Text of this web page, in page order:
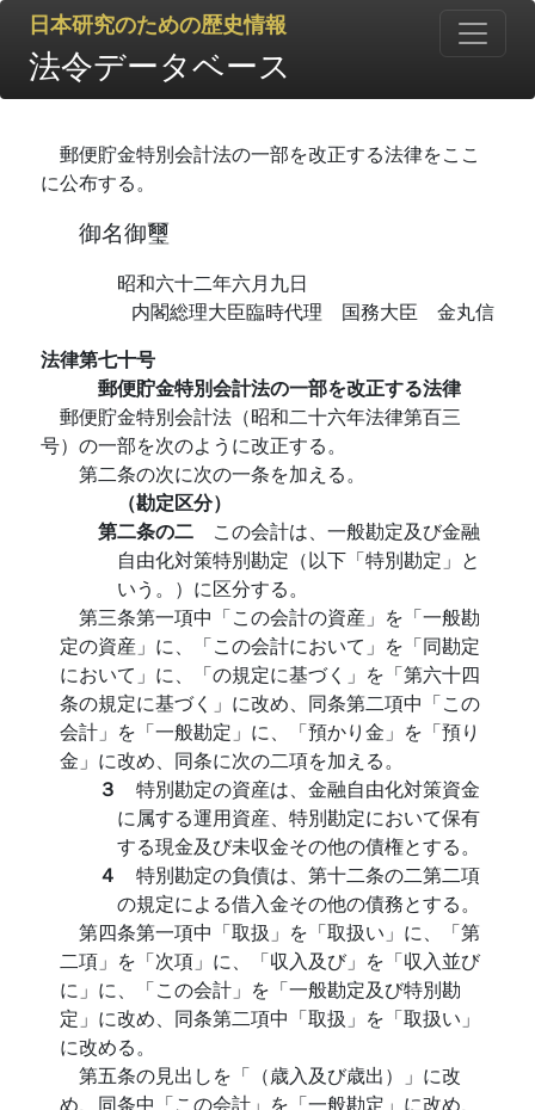
日本研究のための歴史情報
法令データベース
郵便貯金特別会計法の一部を改正する法律をここ
に公布する。
御名御璽
昭和六十二年六月九日
内閣総理大臣臨時代理 国務大臣 金丸信
法律第七十号
郵便貯金特別会計法の一部を改正する法律
郵便貯金特別会計法（昭和二十六年法律第百三
号）の一部を次のように改正する。
第二条の次に次の一条を加える。
（勘定区分）
第二条の二 この会計は、一般勘定及び金融
自由化対策特別勘定（以下「特別勘定」と
いう。）に区分する。
第三条第一項中「この会計の資産」を「一般勘
定の資産」に、「この会計において」を「同勘定
において」に、「の規定に基づく」を「第六十四
条の規定に基づく」に改め、同条第二項中「この
会計」を「一般勘定」に、「預かり金」を「預り
金」に改め、同条に次の二項を加える。
３ 特別勘定の資産は、金融自由化対策資金
に属する運用資産、特別勘定において保有
する現金及び未収金その他の債権とする。
４ 特別勘定の負債は、第十二条の二第二項
の規定による借入金その他の債務とする。
第四条第一項中「取扱」を「取扱い」に、「第
二項」を「次項」に、「収入及び」を「収入並び
に」に、「この会計」を「一般勘定及び特別勘
定」に改め、同条第二項中「取扱」を「取扱い」
に改める。
第五条の見出しを「（歳入及び歳出）」に改
め、同条中「この会計」を「一般勘定」に改め、